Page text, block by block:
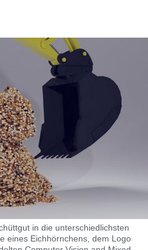
in die unterschiedlichsten
eines Eichhörnchens, dem Logo